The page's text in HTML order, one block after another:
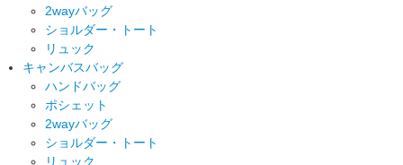
2wayバッグ
ショルダー・トート
リュック
キャンバスバッグ
ハンドバッグ
ポシェット
2wayバッグ
ショルダー・トート
リュック